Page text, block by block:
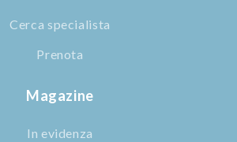
Cerca specialista
Prenota
Magazine
In evidenza